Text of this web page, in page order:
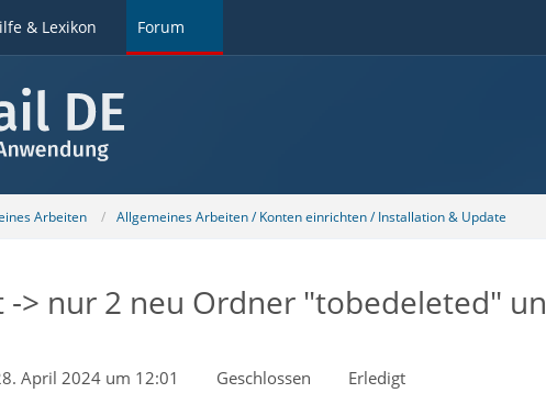
& Lexikon Forum
Arbeiten Allgemeines Arbeiten / Konten einrichten / Installation & Update
-> nur 2 neu Ordner "tobedeleted"
April 2024 um 12:01 Geschlossen Erledigt